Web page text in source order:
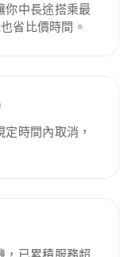
你中長途搭乘最
省比價時間。
時間內取消，